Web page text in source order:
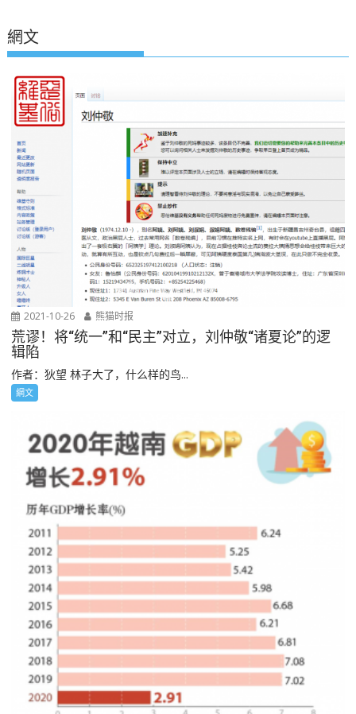
網文
2021-10-26 熊猫时报
荒谬！将“统一”和“民主”对立，刘仲敬“诸夏论”的逻
辑陷
作者：狄望 林子大了，什么样的鸟...
網文